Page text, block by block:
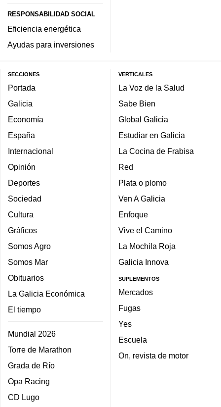
RESPONSABILIDAD SOCIAL
Eficiencia energética
Ayudas para inversiones
SECCIONES
Portada
Galicia
Economía
España
Internacional
Opinión
Deportes
Sociedad
Cultura
Gráficos
Somos Agro
Somos Mar
Obituarios
La Galicia Económica
El tiempo
Mundial 2026
Torre de Marathon
Grada de Río
Opa Racing
CD Lugo
VERTICALES
La Voz de la Salud
Sabe Bien
Global Galicia
Estudiar en Galicia
La Cocina de Frabisa
Red
Plata o plomo
Ven A Galicia
Enfoque
Vive el Camino
La Mochila Roja
Galicia Innova
SUPLEMENTOS
Mercados
Fugas
Yes
Escuela
On, revista de motor